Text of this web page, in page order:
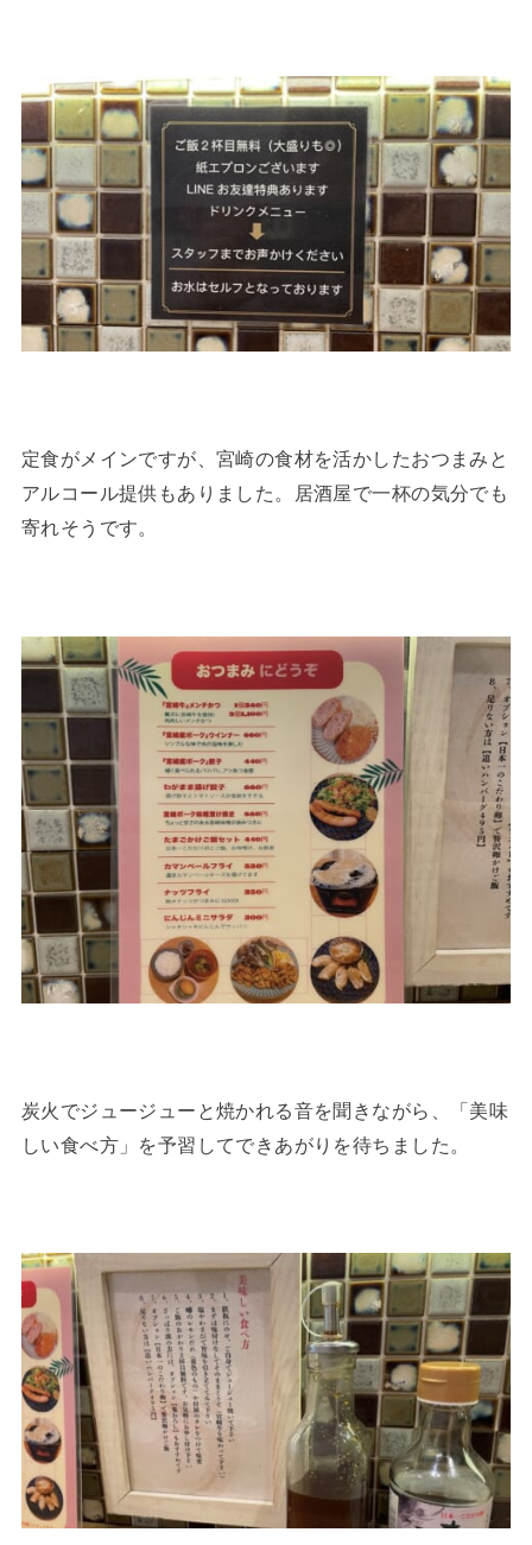
定食がメインですが、宮崎の食材を活かしたおつまみと
アルコール提供もありました。居酒屋で一杯の気分でも
寄れそうです。
炭火でジュージューと焼かれる音を聞きながら、「美味
しい食べ方」を予習してできあがりを待ちました。